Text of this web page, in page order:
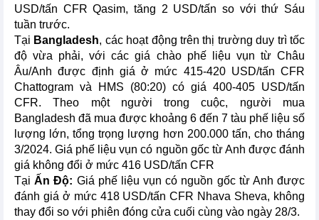
USD/tấn CFR Qasim, tăng 2 USD/tấn so với thứ Sáu
tuần trước.
Tại Bangladesh, các hoạt động trên thị trường duy trì tốc
độ vừa phải, với các giá chào phế liệu vụn từ Châu
Âu/Anh được định giá ở mức 415-420 USD/tấn CFR
Chattogram và HMS (80:20) có giá 400-405 USD/tấn
CFR. Theo một người trong cuộc, người mua
Bangladesh đã mua được khoảng 6 đến 7 tàu phế liệu số
lượng lớn, tổng trọng lượng hơn 200.000 tấn, cho tháng
3/2024. Giá phế liệu vụn có nguồn gốc từ Anh được đánh
giá không đổi ở mức 416 USD/tấn CFR
TạiẤn Độ: Giá phế liệu vụn có nguồn gốc từ Anh được
đánh giá ở mức 418 USD/tấn CFR Nhava Sheva, không
thay đổi so với phiên đóng cửa cuối cùng vào ngày 28/3.